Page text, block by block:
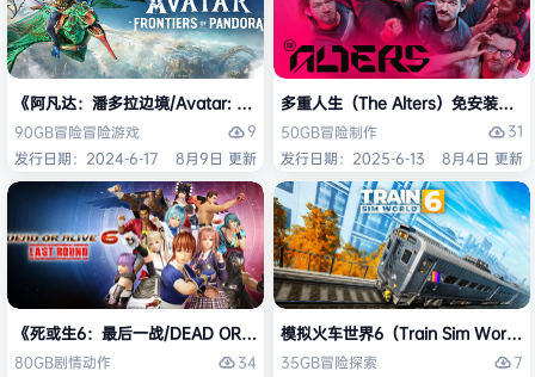
《阿凡达：潘多拉边境/Avatar: Frontiers of Pandora》免安装中文版
90GB冒险冒险游戏
9
发行日期：2024-6-17
8月9日 更新
多重人生（The Alters）免安装中文
50GB冒险制作
31
发行日期：2025-6-13
8月4日 更新
《死或生6：最后一战/DEAD OR ALIVE 6 Last Round》免安装中文版
80GB剧情动作
34
模拟火车世界6（Train Sim World
35GB冒险探索
7